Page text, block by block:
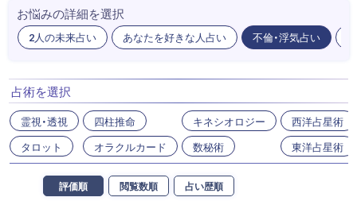
お悩みの詳細を選択
2人の未来占い あなたを好きな人占い 不倫・浮気占い
占術を選択
霊視・透視
タロット
四柱推命
オラクルカード
キネシオロジー
数秘術
西洋占星術
東洋占星術
評価順 閲覧数順 占い歴順